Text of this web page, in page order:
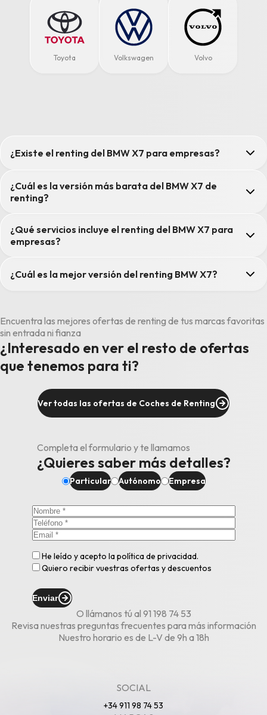
Toyota Volkswagen Volvo
¿Existe el renting del BMW X7 para empresas?
¿Cuál es la versión más barata del BMW X7 de
renting?
¿Qué servicios incluye el renting del BMW X7 para
empresas?
¿Cuál es la mejor versión del renting BMW X7?
Encuentra las mejores ofertas de renting de tus marcas favoritas
sin entrada ni fianza
¿Interesado en ver el resto de ofertas
que tenemos para ti?
Ver todas las ofertas de Coches de Renting
Completa el formulario y te llamamos
¿Quieres saber más detalles?
Particular Autónomo Empresa
He leído y acepto lapolítica de privacidad.
Quiero recibir vuestras ofertas y descuentos
Enviar
O llámanos tú al 91 198 74 53
Revisa nuestras preguntas frecuentes para más información
Nuestro horario es de L-V de 9h a 18h
SOCIAL
+34 911 98 74 53